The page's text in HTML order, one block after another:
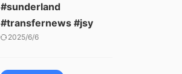
#sunderland
#transfernews #jsy
2025/6/6